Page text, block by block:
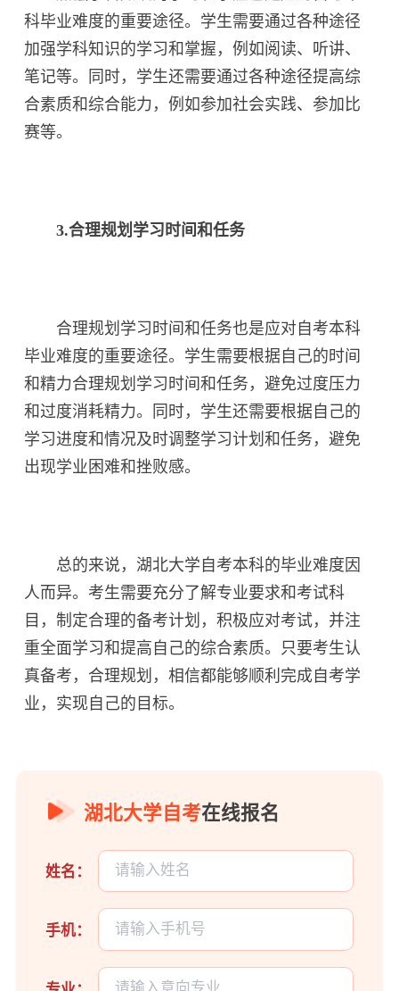
科毕业难度的重要途径。学生需要通过各种途径
加强学科知识的学习和掌握，例如阅读、听讲、
笔记等。同时，学生还需要通过各种途径提高综
合素质和综合能力，例如参加社会实践、参加比
赛等。
3.合理规划学习时间和任务
合理规划学习时间和任务也是应对自考本科
毕业难度的重要途径。学生需要根据自己的时间
和精力合理规划学习时间和任务，避免过度压力
和过度消耗精力。同时，学生还需要根据自己的
学习进度和情况及时调整学习计划和任务，避免
出现学业困难和挫败感。
总的来说，湖北大学自考本科的毕业难度因
人而异。考生需要充分了解专业要求和考试科
目，制定合理的备考计划，积极应对考试，并注
重全面学习和提高自己的综合素质。只要考生认
真备考，合理规划，相信都能够顺利完成自考学
业，实现自己的目标。
湖北大学自考在线报名
姓名：
手机：